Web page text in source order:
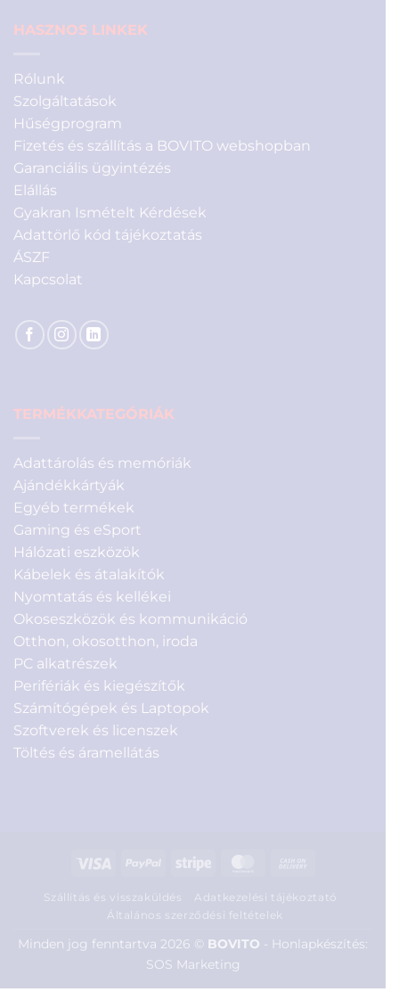
HASZNOS LINKEK
Rólunk
Szolgáltatások
Hűségprogram
Fizetés és szállítás a BOVITO webshopban
Garanciális ügyintézés
Elállás
Gyakran Ismételt Kérdések
Adattörlő kód tájékoztatás
ÁSZF
Kapcsolat
TERMÉKKATEGÓRIÁK
Adattárolás és memóriák
Ajándékkártyák
Egyéb termékek
Gaming és eSport
Hálózati eszközök
Kábelek és átalakítók
Nyomtatás és kellékei
Okoseszközök és kommunikáció
Otthon, okosotthon, iroda
PC alkatrészek
Perifériák és kiegészítők
Számítógépek és Laptopok
Szoftverek és licenszek
Töltés és áramellátás
Visa PayPal Stripe MasterCard
Delivery
Szállítás és visszaküldés
Adatkezelési tájékoztató
Általános szerződési feltételek
Minden jog fenntartva 2026 © BOVITO - Honlapkészítés:
SOS Marketing